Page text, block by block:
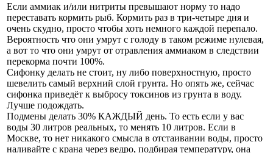
Если аммиак и/или нитриты превышают норму то надо
переставать кормить рыб. Кормить раз в три-четыре дня и
очень скудно, просто чтобы хоть немного каждой перепало.
Вероятность что они умрут с голоду в таком режиме нулевая,
а вот то что они умрут от отравления аммиаком в следствии
перекорма почти 100%.
Сифонку делать не стоит, ну либо поверхностную, просто
шевелить самый верхний слой грунта. Но опять же, сейчас
сифонка приведёт к выбросу токсинов из грунта в воду.
Лучше подождать.
Подмены делать 30% КАЖДЫЙ день. То есть если у вас
воды 30 литров реальных, то менять 10 литров. Если в
Москве, то нет никакого смысла в отстаивании воды, просто
наливайте с крана через ведро, подбирая температуру, она